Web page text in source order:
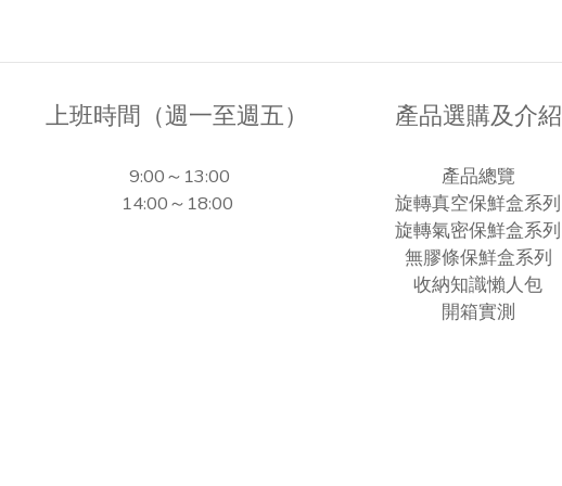
上班時間（週一至週五）
9:00～13:00
14:00～18:00
產品選購及介紹
產品總覽
旋轉真空保鮮盒系列
旋轉氣密保鮮盒系列
無膠條保鮮盒系列
收納知識懶人包
開箱實測